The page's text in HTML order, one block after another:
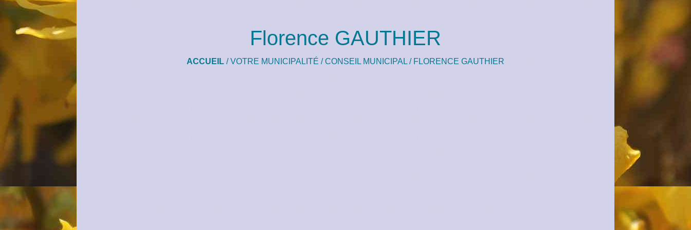
Florence GAUTHIER
ACCUEIL /VOTRE MUNICIPALITÉ /CONSEIL MUNICIPAL / FLORENCE GAUTHIER